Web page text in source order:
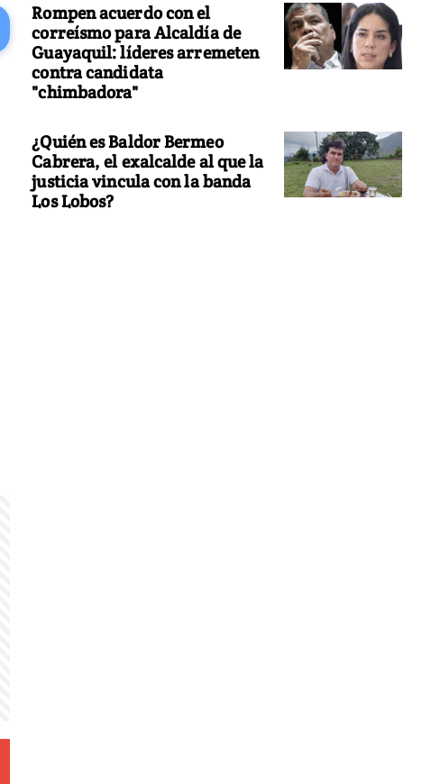
Rompen acuerdo con el
correísmo para Alcaldía de
Guayaquil: líderes arremeten
contra candidata
"chimbadora"
¿Quién es Baldor Bermeo
Cabrera, el exalcalde al que la
justicia vincula con la banda
Los Lobos?